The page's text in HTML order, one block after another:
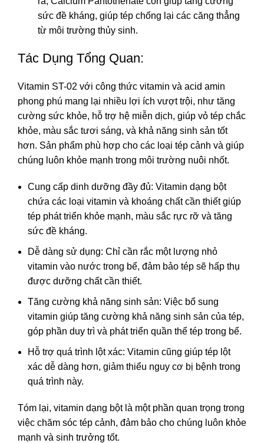
sức đề kháng, giúp tép chống lại các căng thẳng
từ môi trường thủy sinh.
Tác Dụng Tổng Quan:
Vitamin ST-02 với công thức vitamin và acid amin
phong phú mang lại nhiều lợi ích vượt trội, như tăng
cường sức khỏe, hỗ trợ hệ miễn dịch, giúp vỏ tép chắc
khỏe, màu sắc tươi sáng, và khả năng sinh sản tốt
hơn. Sản phẩm phù hợp cho các loại tép cảnh và giúp
chúng luôn khỏe mạnh trong môi trường nuôi nhốt.
Cung cấp dinh dưỡng đầy đủ: Vitamin dạng bột
chứa các loại vitamin và khoáng chất cần thiết giúp
tép phát triển khỏe mạnh, màu sắc rực rỡ và tăng
sức đề kháng.
Dễ dàng sử dụng: Chỉ cần rắc một lượng nhỏ
vitamin vào nước trong bể, đảm bảo tép sẽ hấp thụ
được dưỡng chất cần thiết.
Tăng cường khả năng sinh sản: Việc bổ sung
vitamin giúp tăng cường khả năng sinh sản của tép,
góp phần duy trì và phát triển quần thể tép trong bể.
Hỗ trợ quá trình lột xác: Vitamin cũng giúp tép lột
xác dễ dàng hơn, giảm thiểu nguy cơ bị bệnh trong
quá trình này.
Tóm lại, vitamin dạng bột là một phần quan trọng trong
việc chăm sóc tép cảnh, đảm bảo cho chúng luôn khỏe
mạnh và sinh trưởng tốt.